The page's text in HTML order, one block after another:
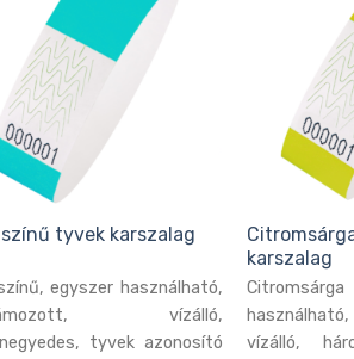
tyvek karszalag
egyszer használható,
vízálló,
tyvek azonosító
karszalag
vízálló,